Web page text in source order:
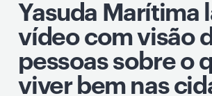
Yasuda Marítima
vídeo com visão
pessoas sobre o
viver bem nas